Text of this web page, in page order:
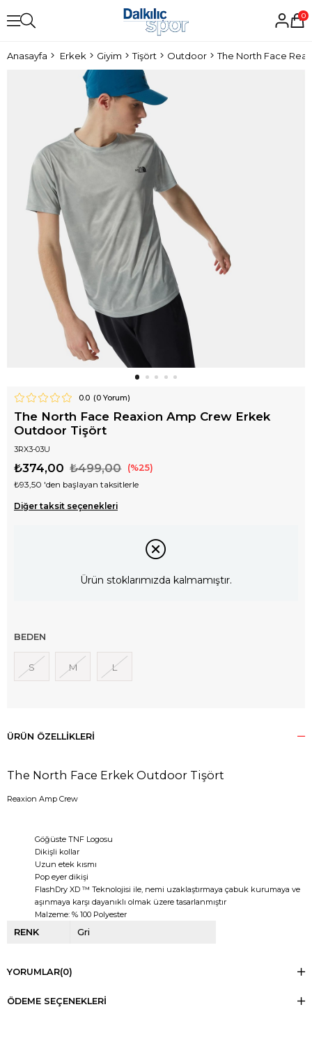
0
Anasayfa Erkek Giyim Tişört Outdoor
0.0 (0Yorum)
The North Face Reaxion Amp Crew Erkek
Outdoor Tişört
3RX3-03U
₺499,00
₺374,00 25
₺93,50 'den başlayan taksitlerle
Diğer taksit seçenekleri
Ürün stoklarımızda kalmamıştır.
BEDEN
S M L
ÜRÜN ÖZELLIKLERI
The North Face Erkek Outdoor Tişört
Reaxion Amp Crew
Göğüste TNF Logosu
Dikişli kollar
Uzun etek kısmı
Pop eyer dikişi
FlashDry XD ™ Teknolojisi ile, nemi uzaklaştırmaya çabuk kurumaya ve
aşınmaya karşı dayanıklı olmak üzere tasarlanmıştır
Malzeme: % 100 Polyester
RENK Gri
YORUMLAR(0)
ÖDEME SEÇENEKLERI